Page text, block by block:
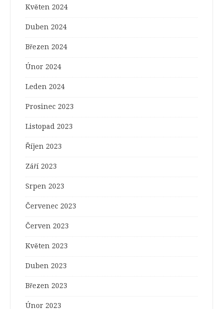
Květen 2024
Duben 2024
Březen 2024
Únor 2024
Leden 2024
Prosinec 2023
Listopad 2023
Říjen 2023
Září 2023
Srpen 2023
Červenec 2023
Červen 2023
Květen 2023
Duben 2023
Březen 2023
Únor 2023